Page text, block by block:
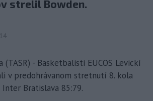
strelil Bowden.
(TASR) - Basketbalisti EUCOS Levickí
v predohrávanom stretnutí 8. kola
Inter Bratislava 85:79.